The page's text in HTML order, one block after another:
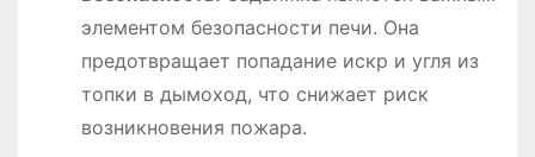
элементом безопасности печи. Она
предотвращает попадание искр и угля из
топки в дымоход, что снижает риск
возникновения пожара.